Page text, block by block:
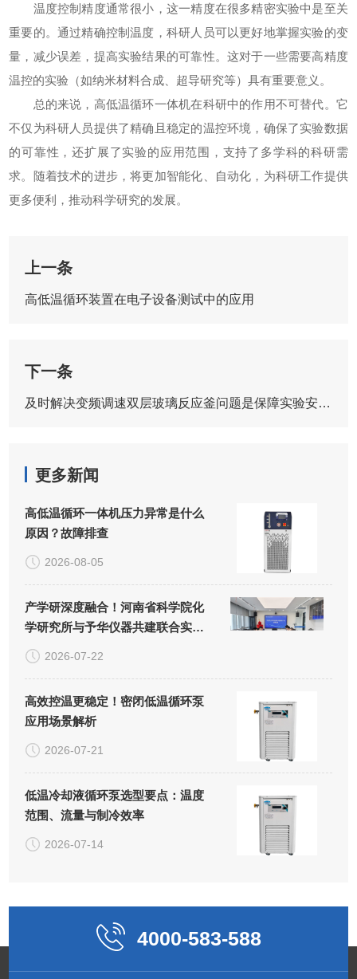
温度控制精度通常很小，这一精度在很多精密实验中是至关
重要的。通过精确控制温度，科研人员可以更好地掌握实验的变
量，减少误差，提高实验结果的可靠性。这对于一些需要高精度
温控的实验（如纳米材料合成、超导研究等）具有重要意义。
总的来说，高低温循环一体机在科研中的作用不可替代。它
不仅为科研人员提供了精确且稳定的温控环境，确保了实验数据
的可靠性，还扩展了实验的应用范围，支持了多学科的科研需
求。随着技术的进步，将更加智能化、自动化，为科研工作提供
更多便利，推动科学研究的发展。
上一条
高低温循环装置在电子设备测试中的应用
下一条
及时解决变频调速双层玻璃反应釜问题是保障实验安全与数据可靠的前提
更多新闻
高低温循环一体机压力异常是什么
原因？故障排查
2026-08-05
产学研深度融合！河南省科学院化
学研究所与予华仪器共建联合实验
室正式揭牌
2026-07-22
高效控温更稳定！密闭低温循环泵
应用场景解析
2026-07-21
低温冷却液循环泵选型要点：温度
范围、流量与制冷效率
2026-07-14
4000-583-588